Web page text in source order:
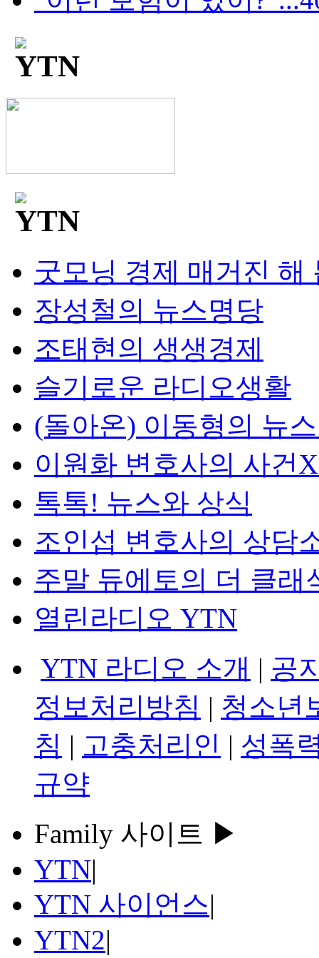
굿모닝 경제 매거진 해
장성철의 뉴스명당
조태현의 생생경제
슬기로운 라디오생활
(돌아온) 이동형의 뉴
이원화 변호사의 사건
톡톡! 뉴스와 상식
조인섭 변호사의 상담
주말 듀에토의 더 클래
열린라디오 YTN
YTN 라디오 소개 | 공
정보처리방침 | 청소년
침 | 고충처리인 | 성폭
규약
Family 사이트 ▶
YTN|
YTN 사이언스|
YTN2|